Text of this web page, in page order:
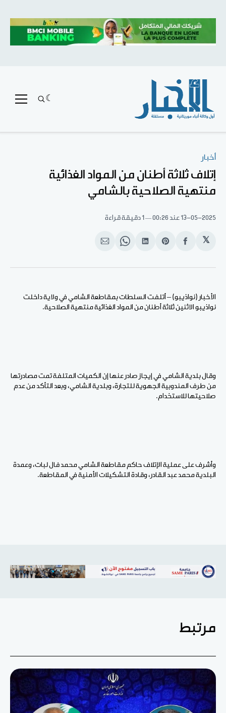
أخبار
إتلاف ثلاثة أطنان من المواد الغذائية
منتهية الصلاحية بالشامي
13-05-2025 عند 00:26 1 دقيقة قراءة
𝕏
انشر
الفيسبوك
Share
Pinterest
انشر
لينكد
Share
WhatsApp
انشر
الإيميل
الأخبار (نواذيبو) – أتلفت السلطات بمقاطعة الشامي في ولاية داخلت
نواذيبو الاثنين ثلاثة أطنان من المواد الغذائية منتهية الصلاحية.
وقال بلدية الشامي في إيجاز صادر عنها إن الكميات المتلفة تمت مصادرتها
من طرف المندوبية الجهوية للتجارة، وبلدية الشامي، وبعد التأكد من عدم
صلاحيتها للاستخدام.
وأشرف على عملية الإتلاف حاكم مقاطعة الشامي محمد فال لبات، وعمدة
البلدية محمد عبد القادر، وقادة التشكيلات الأمنية في المقاطعة.
مرتبط